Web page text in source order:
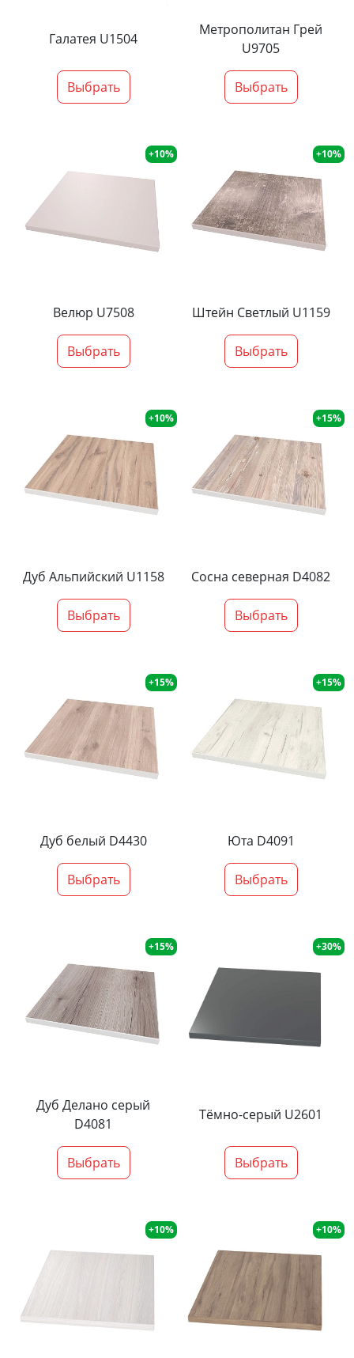
Галатея U1504
Выбрать
Метрополитан Грей
U9705
Выбрать
+10%
Велюр U7508
Выбрать
+10%
Штейн Светлый U1159
Выбрать
+10%
Дуб Альпийский U1158
Выбрать
+15%
Сосна северная D4082
Выбрать
+15%
Дуб белый D4430
Выбрать
+15%
Юта D4091
Выбрать
+15%
Дуб Делано серый
D4081
Выбрать
+30%
Тёмно-серый U2601
Выбрать
+10% +10%